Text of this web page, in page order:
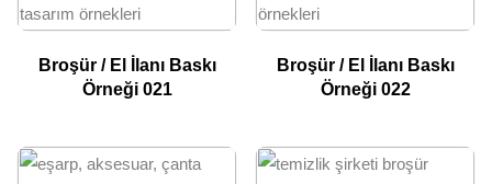
Broşür / El İlanı Baskı
Örneği 021
Broşür / El İlanı Baskı
Örneği 022